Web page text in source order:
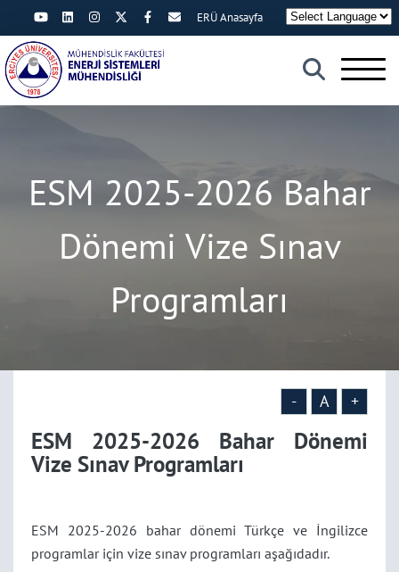
×
ERÜ Anasayfa
ESM 2025-2026 Bahar
Dönemi Vize Sınav
Programları
- A +
ESM 2025-2026 Bahar Dönemi
Vize Sınav Programları
ESM 2025-2026 bahar dönemi Türkçe ve İngilizce
programlar için vize sınav programları aşağıdadır.